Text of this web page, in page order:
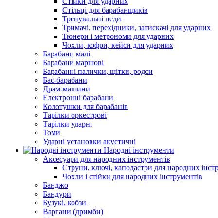
Стільці для барабанщиків
Тренувальні педи
Тримачі, перехідники, затискачі для ударних
Тюнери і метрономи для ударних
Чохли, кофри, кейси для ударних
Барабани малі
Барабани маршові
Барабанні палички, щітки, родси
Бас-барабани
Драм-машини
Електронні барабани
Колотушки для барабанів
Тарілки оркестрові
Тарілки ударні
Томи
Ударні установки акустичні
Народні інструменти
Аксесуари для народних інструментів
Струни, ключі, каподастри для народних
Чохли і стійки для народних інструментів
Банджо
Бандури
Бузукі, кобзи
Варгани (дримби)